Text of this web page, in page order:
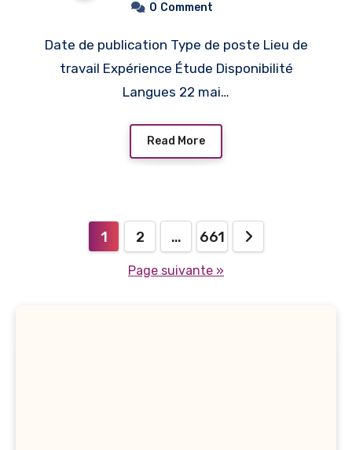
0 Comment
Date de publication Type de poste Lieu de
travail Expérience Étude Disponibilité
Langues 22 mai…
Read More
Navigation
1 2 … 661
Page suivante »